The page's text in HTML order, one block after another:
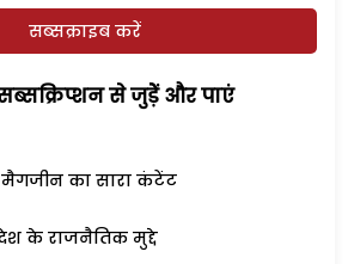
सब्सक्राइब करें
से जुड़ेें और पाएं
मैगजीन का सारा कंटेंट
के राजनैतिक मुद्दे